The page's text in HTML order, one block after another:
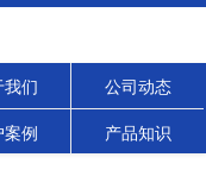
我们 公司动态
例 产品知识